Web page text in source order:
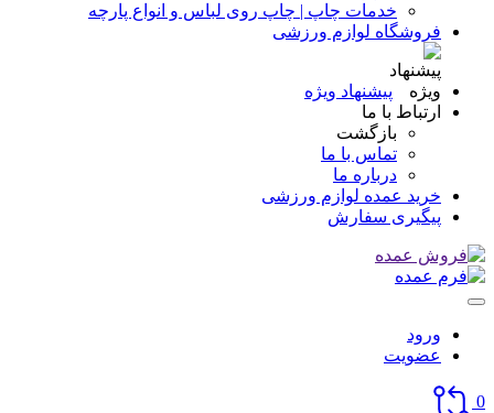
خدمات چاپ | چاپ روی لباس و انواع پارچه
فروشگاه لوازم ورزشی
پیشنهاد ویژه
ارتباط با ما
بازگشت
تماس با ما
درباره ما
خرید عمده لوازم ورزشی
پیگیری سفارش
ورود
عضویت
0